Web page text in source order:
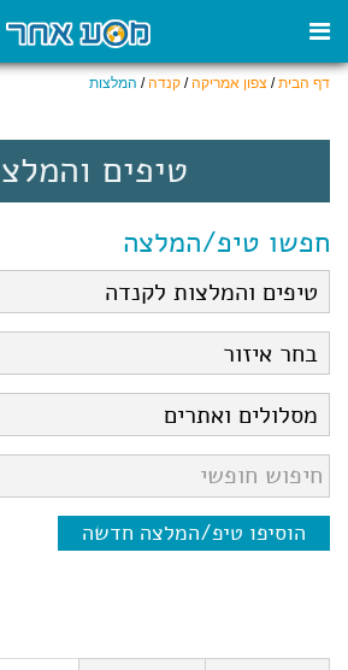
דף הבית/ צפון אמריקה/ קנדה/ המלצות
טיפים
חפשו טיפ/המלצה
הוסיפו טיפ/המלצה חדשה